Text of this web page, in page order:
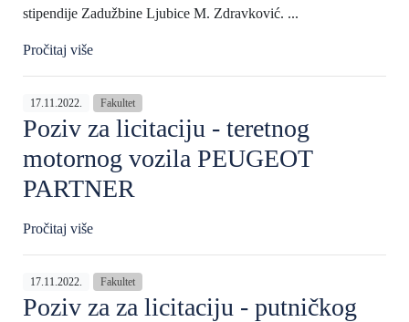
stipendije Zadužbine Ljubice M. Zdravković. ...
Pročitaj više
17.11.2022. Fakultet
Poziv za licitaciju - teretnog
motornog vozila PEUGEOT
PARTNER
Pročitaj više
17.11.2022. Fakultet
Poziv za za licitaciju - putničkog